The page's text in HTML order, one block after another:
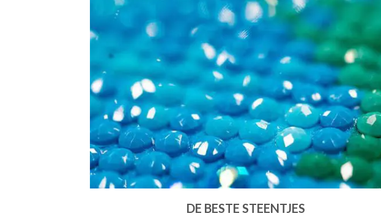
DE BESTE STEENTJES